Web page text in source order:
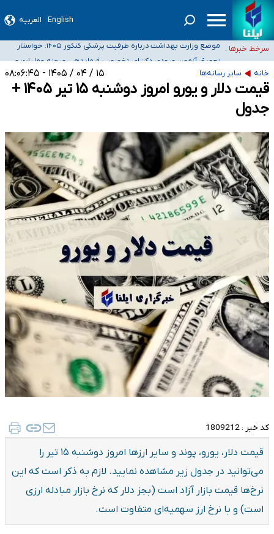
English العربیه
سرخط خبرها :
۴۰ تا ۵۰ روز گرمای نسبی در پیش داریم/ دمای تهران به ۳۸ درجه می‌رسد
موضع وزارت بهداشت درباره ظرفیت پزشکی کنکور ۱۴۰۵: خواستار
اصلاح ظرفیت‌ها هستیم، اما هنوز پاسخ مشخصی نگرفته‌ایم
تعویق آزمون ورودی دکترای تخصصی فرماندهی صحنه عملیات و
دکترای تخصصی جغرافیای نظامی دافوس آجا
خبرنگاران راویان حقیقت با دغدغه نان، مسکن و بیمه
آخرین وضعیت شیوع عفونت‌های تنفسی در کشور/ خوزستان و کرمان بالاتر از
آستانه هشدار
خانه سایر رسانه‌ها ۱۵ / ۰۴ / ۱۴۰۵ - ۰۸:۰۶:۴۵
قیمت دلار و یورو امروز دوشنبه ۱۵ تیر ۱۴۰۵ +
جدول
کد خبر : 1809212
قیمت دلار، یورو، پوند و سایر ارز‌ها امروز دوشنبه ۱۵ تیر را
می‌توانید در جدول زیر مشاهده نمایید. لازم به ذکر است که این
نرخ‌ها قیمت بازار آزاد است (بجز دلار که نرخ بازار مبادله ارزی
است) و با نرخ ارز سهمیه‌ای متفاوت است.